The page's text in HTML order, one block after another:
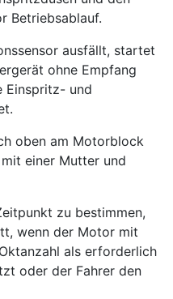
Betriebsablauf.
ausfällt, startet
ohne Empfang
Einspritz- und
oben am Motorblock
einer Mutter und
zu bestimmen,
wenn der Motor mit
als erforderlich
oder der Fahrer den